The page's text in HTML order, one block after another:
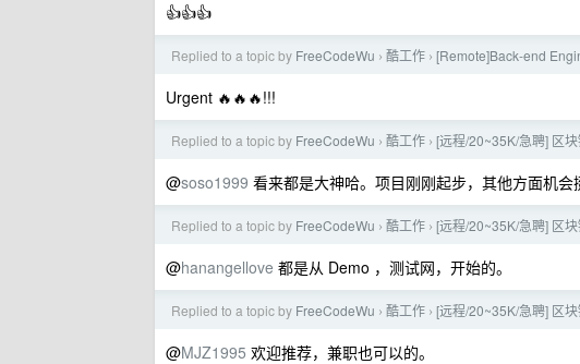
👍👍👍
Replied to a topic by FreeCodeWu › 酷工作 › [Remote]Back-end
Urgent 🔥🔥🔥!!!
Replied to a topic by FreeCodeWu › 酷工作 › [远程/20~35K/急聘] 区
@soso1999 看来都是大神哈。项目刚刚起步，其他方面机会
Replied to a topic by FreeCodeWu › 酷工作 › [远程/20~35K/急聘] 区
@hanangellove 都是从 Demo ，测试网，开始的。
Replied to a topic by FreeCodeWu › 酷工作 › [远程/20~35K/急聘] 区
@MJZ1995 欢迎推荐，兼职也可以的。